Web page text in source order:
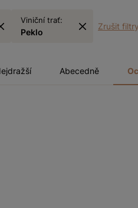
Viniční trať:
Peklo
Zrušit filtry
Abecedně